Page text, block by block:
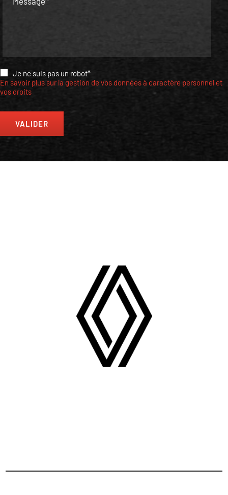
Je ne suis pas un robot*
En savoir plus sur la gestion de vos données à caractère personnel et
vos droits
VALIDER